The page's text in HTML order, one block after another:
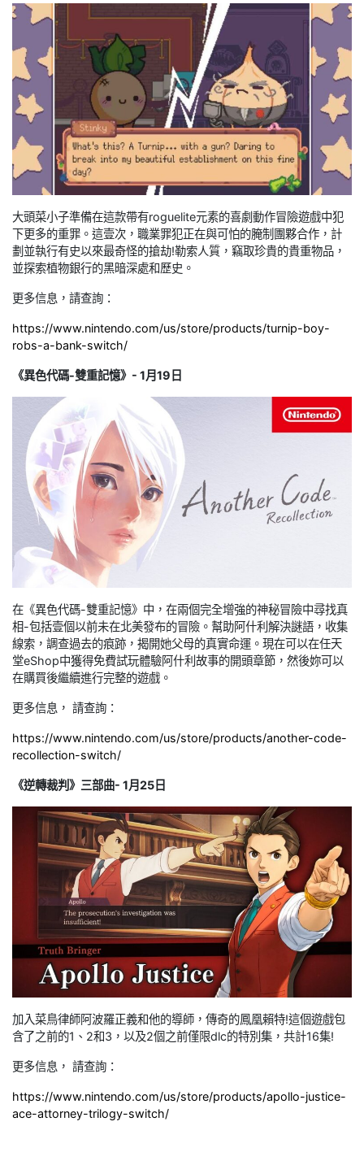
大頭菜小子準備在這款帶有roguelite元素的喜劇動作冒險遊戲中犯
下更多的重罪。這壹次，職業罪犯正在與可怕的腌制團夥合作，計
劃並執行有史以來最奇怪的搶劫!勒索人質，竊取珍貴的貴重物品，
並探索植物銀行的黑暗深處和歷史。
更多信息，請查詢：
https://www.nintendo.com/us/store/products/turnip-boy-
robs-a-bank-switch/
《異色代碼-雙重記憶》- 1月19日
在《異色代碼-雙重記憶》中，在兩個完全增強的神秘冒險中尋找真
相-包括壹個以前未在北美發布的冒險。幫助阿什利解決謎語，收集
線索，調查過去的痕跡，揭開她父母的真實命運。現在可以在任天
堂eShop中獲得免費試玩體驗阿什利故事的開頭章節，然後妳可以
在購買後繼續進行完整的遊戲。
更多信息， 請查詢：
https://www.nintendo.com/us/store/products/another-code-
recollection-switch/
《逆轉裁判》三部曲- 1月25日
加入菜鳥律師阿波羅正義和他的導師，傳奇的鳳凰賴特!這個遊戲包
含了之前的1、2和3，以及2個之前僅限dlc的特別集，共計16集!
更多信息， 請查詢：
https://www.nintendo.com/us/store/products/apollo-justice-
ace-attorney-trilogy-switch/